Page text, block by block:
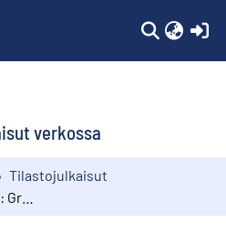
verkossa
Tilastojulkaisut